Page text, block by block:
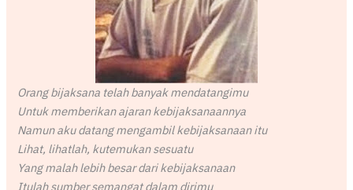
Orang bijaksana telah banyak mendatangimu
Untuk memberikan ajaran kebijaksanaannya
Namun aku datang mengambil kebijaksanaan itu
Lihat, lihatlah, kutemukan sesuatu
Yang malah lebih besar dari kebijaksanaan
Itulah sumber semangat dalam dirimu